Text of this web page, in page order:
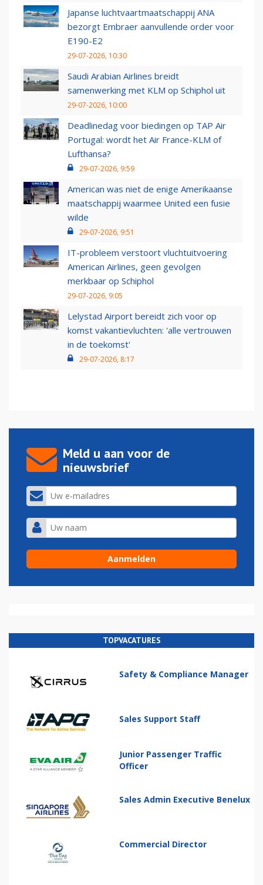
Japanse luchtvaartmaatschappij ANA
bezorgt Embraer aanvullende order voor
E190-E2
29-07-2026, 10:30
Saudi Arabian Airlines breidt
samenwerking met KLM op Schiphol uit
29-07-2026, 10:00
Deadlinedag voor biedingen op TAP Air
Portugal: wordt het Air France-KLM of
Lufthansa?
29-07-2026, 9:59
American was niet de enige Amerikaanse
maatschappij waarmee United een fusie
wilde
29-07-2026, 9:51
IT-probleem verstoort vluchtuitvoering
American Airlines, geen gevolgen
merkbaar op Schiphol
29-07-2026, 9:05
Lelystad Airport bereidt zich voor op
komst vakantievluchten: 'alle vertrouwen
in de toekomst'
29-07-2026, 8:17
Meld u aan voor de
nieuwsbrief
TOPVACATURES
Safety & Compliance Manager
Sales Support Staff
Junior Passenger Traffic
Officer
Sales Admin Executive Benelux
Commercial Director